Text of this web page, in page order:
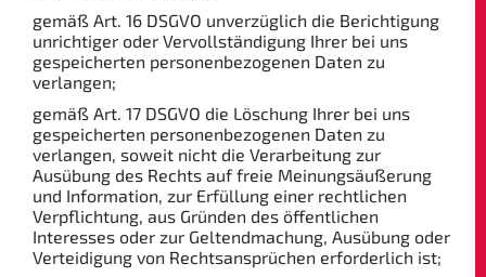
gemäß Art. 16 DSGVO unverzüglich die Berichtigung
unrichtiger oder Vervollständigung Ihrer bei uns
gespeicherten personenbezogenen Daten zu
verlangen;
gemäß Art. 17 DSGVO die Löschung Ihrer bei uns
gespeicherten personenbezogenen Daten zu
verlangen, soweit nicht die Verarbeitung zur
Ausübung des Rechts auf freie Meinungsäußerung
und Information, zur Erfüllung einer rechtlichen
Verpflichtung, aus Gründen des öffentlichen
Interesses oder zur Geltendmachung, Ausübung oder
Verteidigung von Rechtsansprüchen erforderlich ist;